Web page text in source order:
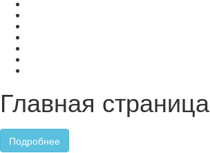
Главная страница
Подробнее